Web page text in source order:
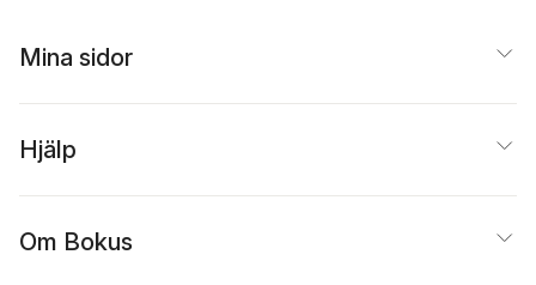
Mina sidor
Hjälp
Om Bokus